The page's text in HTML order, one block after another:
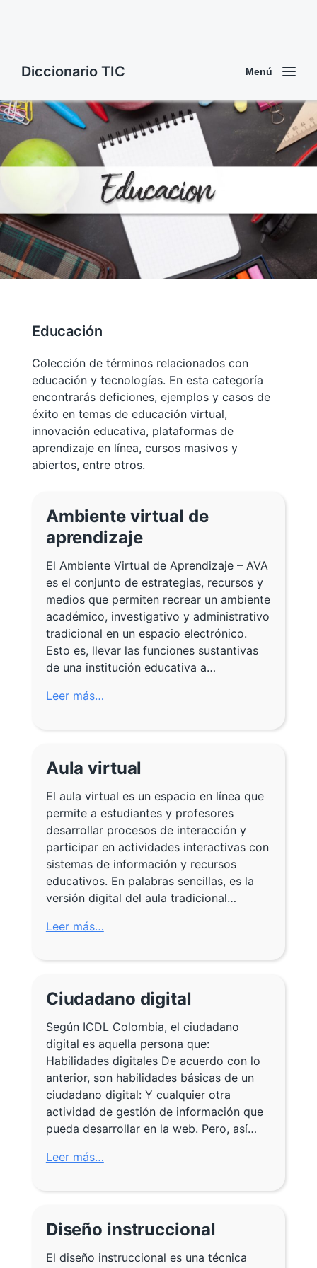
Diccionario TIC Menú
Educación
Colección de términos relacionados con
educación y tecnologías. En esta categoría
encontrarás deficiones, ejemplos y casos de
éxito en temas de educación virtual,
innovación educativa, plataformas de
aprendizaje en línea, cursos masivos y
abiertos, entre otros.
Ambiente virtual de
aprendizaje
El Ambiente Virtual de Aprendizaje – AVA
es el conjunto de estrategias, recursos y
medios que permiten recrear un ambiente
académico, investigativo y administrativo
tradicional en un espacio electrónico.
Esto es, llevar las funciones sustantivas
de una institución educativa a…
Leer más…
Aula virtual
El aula virtual es un espacio en línea que
permite a estudiantes y profesores
desarrollar procesos de interacción y
participar en actividades interactivas con
sistemas de información y recursos
educativos. En palabras sencillas, es la
versión digital del aula tradicional…
Leer más…
Ciudadano digital
Según ICDL Colombia, el ciudadano
digital es aquella persona que:
Habilidades digitales De acuerdo con lo
anterior, son habilidades básicas de un
ciudadano digital: Y cualquier otra
actividad de gestión de información que
pueda desarrollar en la web. Pero, así…
Leer más…
Diseño instruccional
El diseño instruccional es una técnica